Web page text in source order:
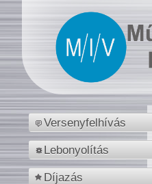
Versenyfelhívás
Lebonyolítás
Díjazás